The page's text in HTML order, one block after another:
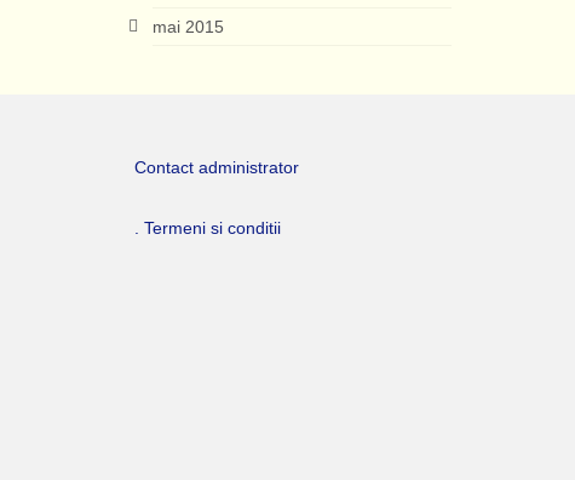
mai 2015
Contact administrator
. Termeni si conditii